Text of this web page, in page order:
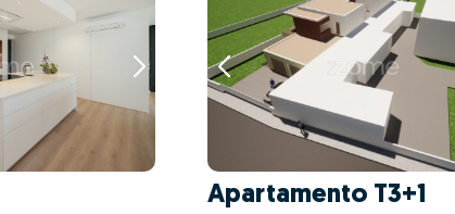
Apartamento T3+1